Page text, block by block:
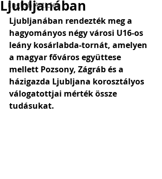
English Articles
Ljubljanában
Ljubljanában rendezték meg a
hagyományos négy városi U16-os
leány kosárlabda-tornát, amelyen
a magyar főváros együttese
mellett Pozsony, Zágráb és a
házigazda Ljubljana korosztályos
válogatottjai mérték össze
tudásukat.